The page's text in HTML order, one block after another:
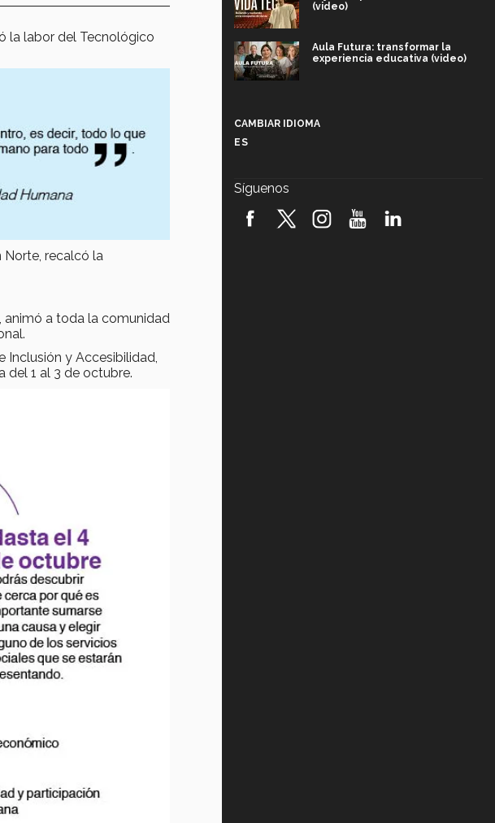
la labor del Tecnológico
Norte, recalcó la
animó a toda la comunidad
Inclusión y Accesibilidad,
del 1 al 3 de octubre.
(video)
Aula Futura: transformar la
experiencia educativa (video)
robótica FIRST 2026! (video)
CAMBIAR IDIOMA
ES
Síguenos